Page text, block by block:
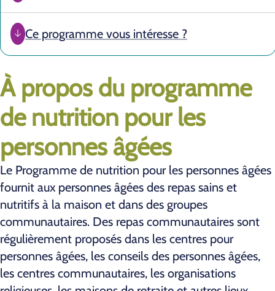
Ce programme vous intéresse ?
À propos du programme
de nutrition pour les
personnes âgées
Le Programme de nutrition pour les personnes âgées
fournit aux personnes âgées des repas sains et
nutritifs à la maison et dans des groupes
communautaires. Des repas communautaires sont
régulièrement proposés dans les centres pour
personnes âgées, les conseils des personnes âgées,
les centres communautaires, les organisations